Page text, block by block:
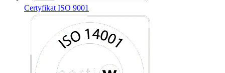
Certyfikat ISO 9001